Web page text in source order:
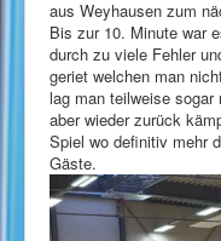
aus Weyhausen zum
Bis zur 10. Minute war
durch zu viele Fehler
geriet welchen man
lag man teilweise
aber wieder zurück
Spiel wo definitiv mehr
Gäste.